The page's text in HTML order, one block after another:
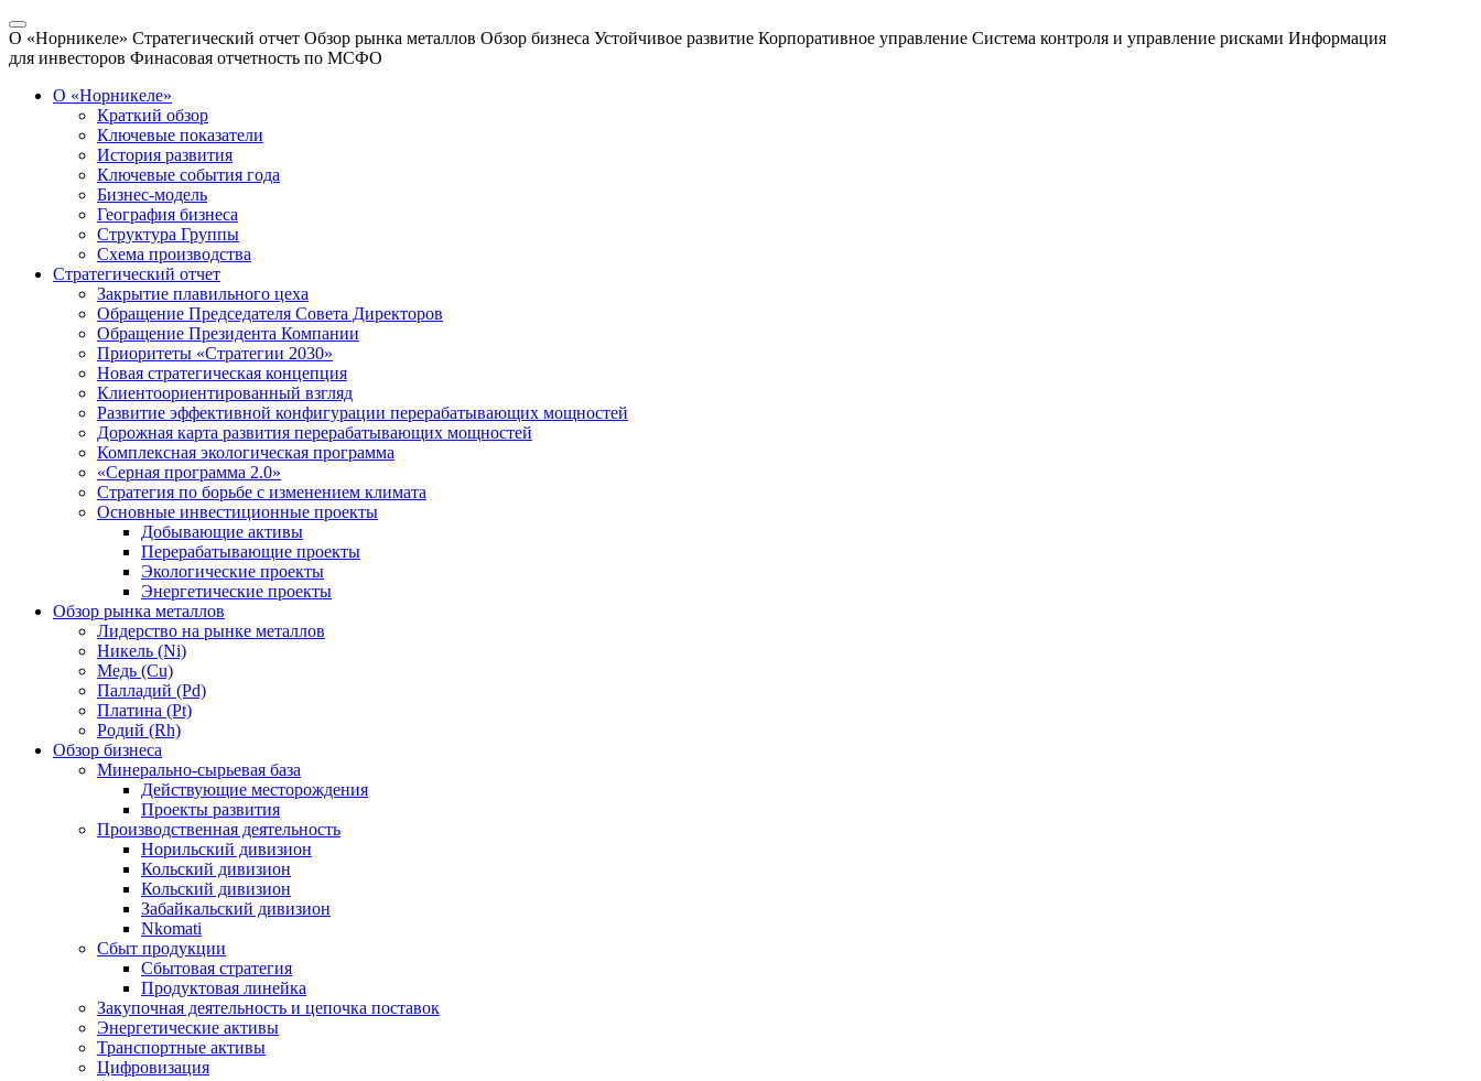
О «Норникеле» Стратегический отчет Обзор рынка металлов Обзор бизнеса Устойчивое развитие Корпоративное управление Система контроля и управление рисками Информация
для инвесторов Финасовая отчетность по МСФО
О «Норникеле»
Краткий обзор
Ключевые показатели
История развития
Ключевые события года
Бизнес-модель
География бизнеса
Структура Группы
Схема производства
Стратегический отчет
Закрытие плавильного цеха
Обращение Председателя Совета Директоров
Обращение Президента Компании
Приоритеты «Стратегии 2030»
Новая стратегическая концепция
Клиентоориентированный взгляд
Развитие эффективной конфигурации перерабатывающих мощностей
Дорожная карта развития перерабатывающих мощностей
Комплексная экологическая программа
«Серная программа 2.0»
Стратегия по борьбе с изменением климата
Основные инвестиционные проекты
Добывающие активы
Перерабатывающие проекты
Экологические проекты
Энергетические проекты
Обзор рынка металлов
Лидерство на рынке металлов
Никель (Ni)
Медь (Cu)
Палладий (Pd)
Платина (Pt)
Родий (Rh)
Обзор бизнеса
Минерально-сырьевая база
Действующие месторождения
Проекты развития
Производственная деятельность
Норильский дивизион
Кольский дивизион
Кольский дивизион
Забайкальский дивизион
Nkomati
Сбыт продукции
Сбытовая стратегия
Продуктовая линейка
Закупочная деятельность и цепочка поставок
Энергетические активы
Транспортные активы
Цифровизация